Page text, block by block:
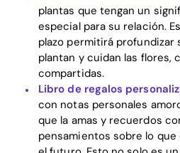
plantas que tengan un
especial para su relación.
plazo permitirá profundizar
plantan y cuidan las flores,
compartidas.
Libro de regalos
con notas personales
que la amas y recuerdos
pensamientos sobre lo